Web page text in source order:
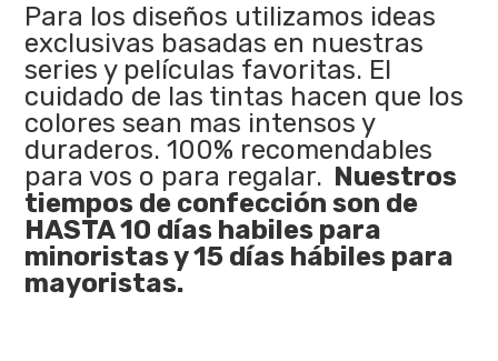
Para los diseños utilizamos ideas
exclusivas basadas en nuestras
series y películas favoritas. El
cuidado de las tintas hacen que los
colores sean mas intensos y
duraderos. 100% recomendables
para vos o para regalar. Nuestros
tiempos de confección son de
HASTA 10 días habiles para
minoristas y 15 días hábiles para
mayoristas.